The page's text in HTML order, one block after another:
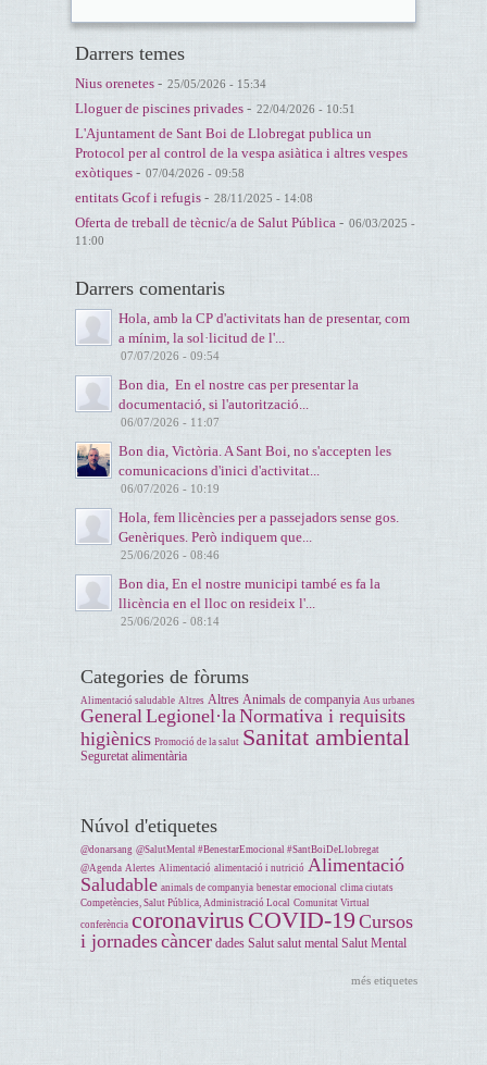
Darrers temes
Nius orenetes - 25/05/2026 - 15:34
Lloguer de piscines privades - 22/04/2026 - 10:51
L'Ajuntament de Sant Boi de Llobregat publica un
Protocol per al control de la vespa asiàtica i altres vespes
exòtiques - 07/04/2026 - 09:58
entitats Gcof i refugis - 28/11/2025 - 14:08
Oferta de treball de tècnic/a de Salut Pública - 06/03/2025 -
11:00
Darrers comentaris
Hola, amb la CP d'activitats han de presentar, com
a mínim, la sol·licitud de l'...
07/07/2026 - 09:54
Bon dia, En el nostre cas per presentar la
documentació, si l'autorització...
06/07/2026 - 11:07
Bon dia, Victòria. A Sant Boi, no s'accepten les
comunicacions d'inici d'activitat...
06/07/2026 - 10:19
Hola, fem llicències per a passejadors sense gos.
Genèriques. Però indiquem que...
25/06/2026 - 08:46
Bon dia, En el nostre municipi també es fa la
llicència en el lloc on resideix l'...
25/06/2026 - 08:14
Categories de fòrums
Alimentació saludable Altres Altres Animals de companyia Aus urbanes
General Legionel·la Normativa i requisits
higiènics Promoció de la salut Sanitat ambiental
Seguretat alimentària
Núvol d'etiquetes
@donarsang @SalutMental #BenestarEmocional #SantBoiDeLlobregat
@Agenda Alertes Alimentació alimentació i nutrició Alimentació
Saludable animals de companyia benestar emocional clima ciutats
Competències, Salut Pública, Administració Local Comunitat Virtual
conferència coronavirus COVID-19 Cursos
i jornadescàncer dades Salut salut mental Salut Mental
més etiquetes